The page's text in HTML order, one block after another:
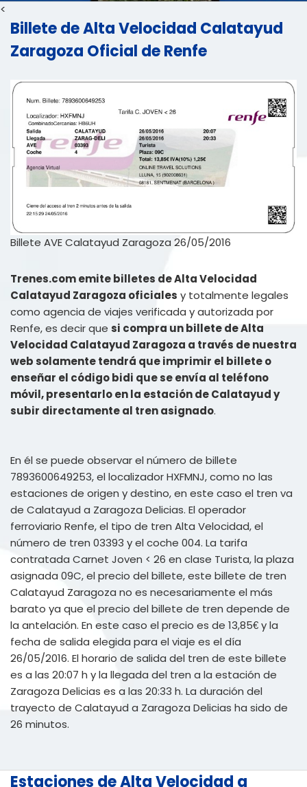
<
Billete de Alta Velocidad Calatayud
Zaragoza Oficial de Renfe
Billete AVE Calatayud Zaragoza 26/05/2016
Trenes.com emite billetes de Alta Velocidad
Calatayud Zaragoza oficiales y totalmente legales
como agencia de viajes verificada y autorizada por
Renfe, es decir que si compra un billete de Alta
Velocidad Calatayud Zaragoza a través de nuestra
web solamente tendrá que imprimir el billete o
enseñar el código bidi que se envía al teléfono
móvil, presentarlo en la estación de Calatayud y
subir directamente al tren asignado.
En él se puede observar el número de billete
7893600649253, el localizador HXFMNJ, como no las
estaciones de origen y destino, en este caso el tren va
de Calatayud a Zaragoza Delicias. El operador
ferroviario Renfe, el tipo de tren Alta Velocidad, el
número de tren 03393 y el coche 004. La tarifa
contratada Carnet Joven < 26 en clase Turista, la plaza
asignada 09C, el precio del billete, este billete de tren
Calatayud Zaragoza no es necesariamente el más
barato ya que el precio del billete de tren depende de
la antelación. En este caso el precio es de 13,85€ y la
fecha de salida elegida para el viaje es el día
26/05/2016. El horario de salida del tren de este billete
es a las 20:07 h y la llegada del tren a la estación de
Zaragoza Delicias es a las 20:33 h. La duración del
trayecto de Calatayud a Zaragoza Delicias ha sido de
26 minutos.
Estaciones de Alta Velocidad a